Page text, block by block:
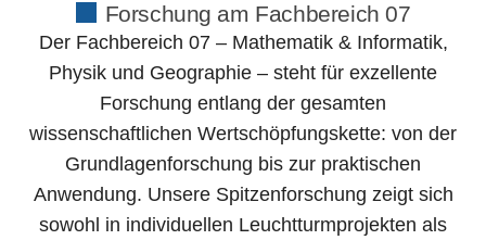
Forschung am Fachbereich 07
Der Fachbereich 07 – Mathematik & Informatik,
Physik und Geographie – steht für exzellente
Forschung entlang der gesamten
wissenschaftlichen Wertschöpfungskette: von der
Grundlagenforschung bis zur praktischen
Anwendung. Unsere Spitzenforschung zeigt sich
sowohl in individuellen Leuchtturmprojekten als